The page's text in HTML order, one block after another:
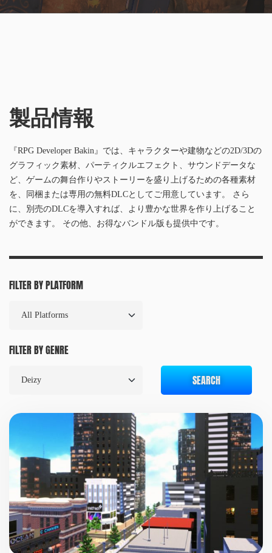
製品情報
『RPG Developer Bakin』では、キャラクターや建物などの2D/3Dの
グラフィック素材、パーティクルエフェクト、サウンドデータな
ど、ゲームの舞台作りやストーリーを盛り上げるための各種素材
を、同梱または専用の無料DLCとしてご用意しています。 さら
に、別売のDLCを導入すれば、より豊かな世界を作り上げること
ができます。 その他、お得なバンドル版も提供中です。
FILTER BY PLATFORM
FILTER BY GENRE
SEARCH